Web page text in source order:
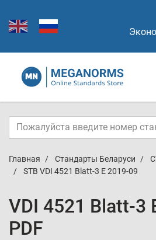
Главная Стандарты Беларуси
STB VDI 4521 Blatt-3 E 2019-09
VDI 4521 Blatt-3
PDF